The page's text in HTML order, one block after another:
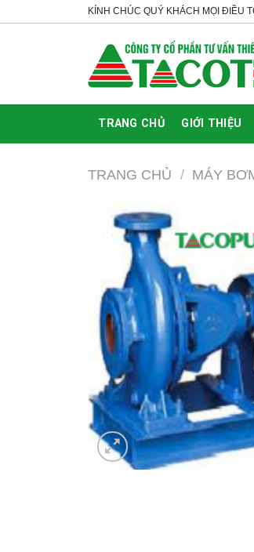
KÍNH CHÚC QUÝ KHÁCH MỌI ĐIỀU
TRANG CHỦ GIỚI THIỆU
TRANG CHỦ / MÁY